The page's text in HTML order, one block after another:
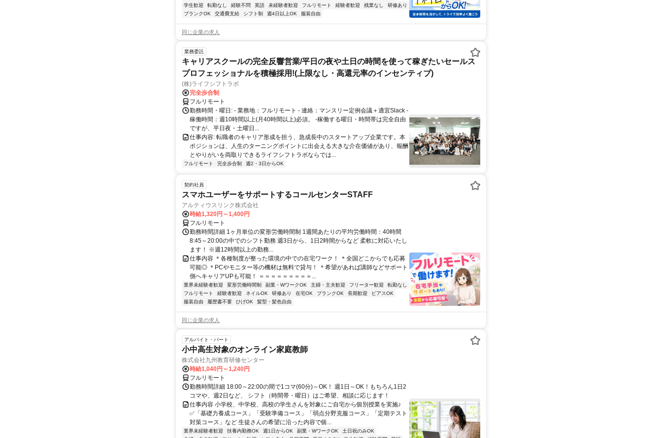
学生歓迎
転勤なし 経験不問 英語 未経験者歓迎 フルリモート 経験者歓迎 残業なし
研修あり
ブランクOK
交通費支給 シフト制 週4日以上OK 服装自由
同じ企業の求人
業務委託
キャリアスクールの完全反響営業/平日の夜や土日の時間を使って稼ぎたいセールス
プロフェッショナルを積極採用!(上限なし・高還元率のインセンティブ)
(株)ライフシフトラボ
完全歩合制
フルリモート
勤務時間・曜日: - 業務地：フルリモート - 連絡：マンスリー定例会議＋適宜Slack -
稼働時間：週10時間以上(月40時間以上)必須。 -稼働する曜日・時間帯は完全自由
ですが、平日夜・土曜日...
仕事内容: 転職者のキャリア形成を担う、急成長中のスタートアップ企業です。本
ポジションは、人生のターニングポイントに出会える大きな介在価値があり、報酬
とやりがいを両取りできるライフシフトラボならでは...
フルリモート 完全歩合制 週2・3日からOK
契約社員
スマホユーザーをサポートするコールセンターSTAFF
アルティウスリンク株式会社
時給1,320円～1,400円
フルリモート
勤務時間詳細 1ヶ月単位の変形労働時間制 1週間あたりの平均労働時間：40時間
8:45～20:00の中でのシフト勤務 週3日から、1日2時間からなど 柔軟に対応いたし
ます！ ※週12時間以上の勤務...
仕事内容 ＊各種制度が整った環境の中での在宅ワーク！ ＊全国どこからでも応募
可能◎ ＊PCやモニター等の機材は無料で貸与！ ＊希望があれば講師などサポート
側へキャリアUPも可能！ ＝＝＝＝＝＝＝＝＝...
業界未経験者歓迎 変形労働時間制 副業・WワークOK 主婦・主夫歓迎 フリーター歓迎
転勤なし
フルリモート
経験者歓迎 ネイルOK 研修あり 在宅OK ブランクOK 長期歓迎
ピアスOK
服装自由
履歴書不要 ひげOK 髪型・髪色自由
同じ企業の求人
アルバイト・パート
小中高生対象のオンライン家庭教師
株式会社九州教育研修センター
時給1,040円～1,240円
フルリモート
勤務時間詳細 18:00～22:00の間で1コマ(60分)～OK！ 週1日～OK！もちろん1日2
コマや、週2日など、 シフト（時間帯・曜日）はご希望、相談に応じます！
仕事内容 小学校、中学校、高校の学生さんを対象にご自宅から個別授業を実施♪
✅「基礎力養成コース」「受験準備コース」「弱点分野克服コース」「定期テスト
対策コース」など 生徒さんの希望に沿った内容で個...
業界未経験者歓迎 扶養内勤務OK 週1日からOK 副業・WワークOK
土日祝のみOK